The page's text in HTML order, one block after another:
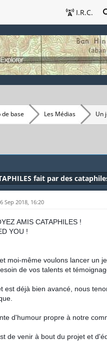
I.R.C.
de base Les Médias Un
fait par des
Sep 2018, 16:20
AMIS CATAPHILES !
YOU !
moi-même voulons lancer un
de vos talents et
est déjà bien avancé, nous
d'humour propre à notre
de venir à bout du projet et